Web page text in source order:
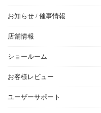
お知らせ / 催事情報
店舗情報
ショールーム
お客様レビュー
ユーザーサポート